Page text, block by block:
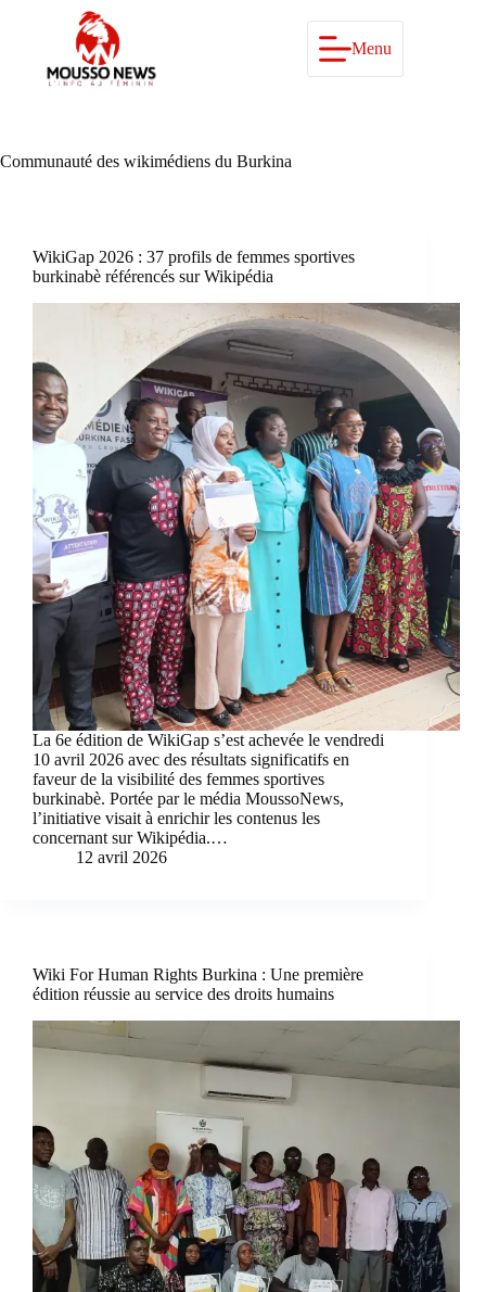
Menu
Communauté des wikimédiens du Burkina
WikiGap 2026 : 37 profils de femmes sportives
burkinabè référencés sur Wikipédia
La 6e édition de WikiGap s’est achevée le vendredi
10 avril 2026 avec des résultats significatifs en
faveur de la visibilité des femmes sportives
burkinabè. Portée par le média MoussoNews,
l’initiative visait à enrichir les contenus les
concernant sur Wikipédia.…
12 avril 2026
Wiki For Human Rights Burkina : Une première
édition réussie au service des droits humains